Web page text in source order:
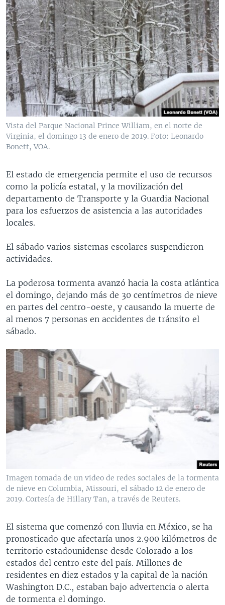
Vista del Parque Nacional Prince William, en el norte de
Virginia, el domingo 13 de enero de 2019. Foto: Leonardo
Bonett, VOA.
El estado de emergencia permite el uso de recursos
como la policía estatal, y la movilización del
departamento de Transporte y la Guardia Nacional
para los esfuerzos de asistencia a las autoridades
locales.
El sábado varios sistemas escolares suspendieron
actividades.
La poderosa tormenta avanzó hacia la costa atlántica
el domingo, dejando más de 30 centímetros de nieve
en partes del centro-oeste, y causando la muerte de
al menos 7 personas en accidentes de tránsito el
sábado.
Imagen tomada de un video de redes sociales de la tormenta
de nieve en Columbia, Missouri, el sábado 12 de enero de
2019. Cortesía de Hillary Tan, a través de Reuters.
El sistema que comenzó con lluvia en México, se ha
pronosticado que afectaría unos 2.900 kilómetros de
territorio estadounidense desde Colorado a los
estados del centro este del país. Millones de
residentes en diez estados y la capital de la nación
Washington D.C., estaban bajo advertencia o alerta
de tormenta el domingo.